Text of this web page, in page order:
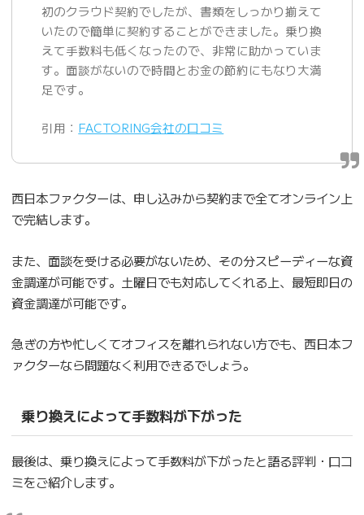
初のクラウド契約でしたが、書類をしっかり揃えて
いたので簡単に契約することができました。乗り換
えて手数料も低くなったので、非常に助かっていま
す。面談がないので時間とお金の節約にもなり大満
足です。
引用： FACTORING会社の口コミ
西日本ファクターは、申し込みから契約まで全てオンライン上
で完結します。
また、面談を受ける必要がないため、その分スピーディーな資
金調達が可能です。土曜日でも対応してくれる上、最短即日の
資金調達が可能です。
急ぎの方や忙しくてオフィスを離れられない方でも、西日本フ
ァクターなら問題なく利用できるでしょう。
乗り換えによって手数料が下がった
最後は、乗り換えによって手数料が下がったと語る評判・口コ
ミをご紹介します。